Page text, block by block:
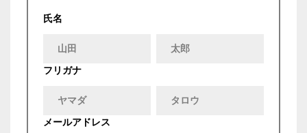
氏名
フリガナ
メールアドレス